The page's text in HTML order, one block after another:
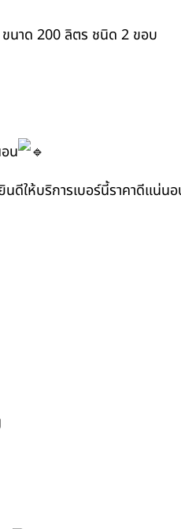
นาด 200 ลิตร ชนิด 2 ขอบ
น
นดีให้บริการเบอร์นี้ราคาดีแน่น